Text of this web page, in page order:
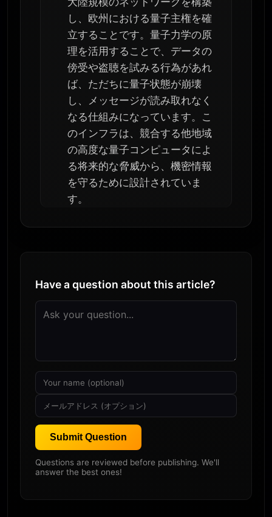
し、欧州における量子主権を確
立することです。量子力学の原
理を活用することで、データの
傍受や盗聴を試みる行為があれ
ば、ただちに量子状態が崩壊
し、メッセージが読み取れなく
なる仕組みになっています。こ
のインフラは、競合する他地域
の高度な量子コンピュータによ
る将来的な脅威から、機密情報
を守るために設計されていま
す。
Have a question about this article?
Submit Question
Questions are reviewed before publishing. We'll
answer the best ones!